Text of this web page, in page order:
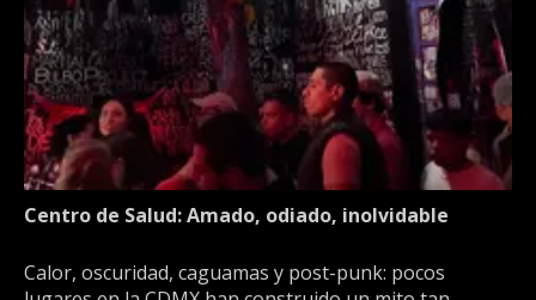
Centro de Salud: Amado, odiado, inolvidable
Calor, oscuridad, caguamas y post-punk: pocos